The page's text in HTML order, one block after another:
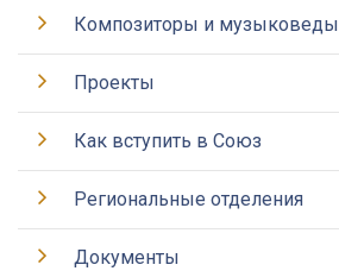
Композиторы и музыковеды
Проекты
Как вступить в Союз
Региональные отделения
Документы